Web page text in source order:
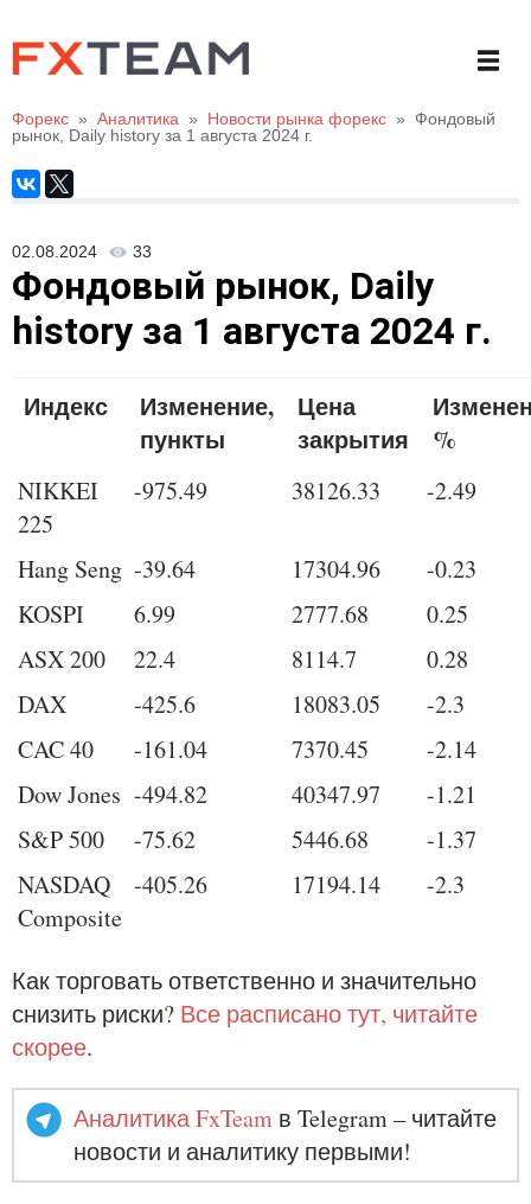
Форекс » Аналитика » Новости рынка форекс » Фондовый
рынок, Daily history за 1 августа 2024 г.
02.08.2024 33
Фондовый рынок, Daily
history за 1 августа 2024 г.
Индекс
Изменение,
пункты
Цена
закрытия
%
NIKKEI
225
-975.49 38126.33 -2.49
Hang Seng -39.64 17304.96
-0.23
KOSPI
6.99 2777.68
0.25
ASX 200
22.4 8114.7
0.28
DAX
-425.6 18083.05
-2.3
CAC 40
-161.04 7370.45
-2.14
Dow Jones -494.82 40347.97
-1.21
S&P 500
-75.62 5446.68
-1.37
NASDAQ
Composite
-405.26 17194.14 -2.3
Как торговать ответственно и значительно
снизить риски? Все расписано тут, читайте
скорее.
Аналитика FxTeam в Telegram – читайте
новости и аналитику первыми!